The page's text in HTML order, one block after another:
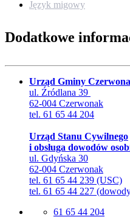
Język migowy
Dodatkowe
Urząd Gminy
ul. Źródlana 39
62-004 Czerwonak
tel. 61 65 44 204
Urząd Stanu Cywilnego
i obsługa dowodów
ul. Gdyńska 30
62-004 Czerwonak
tel. 61 65 44 239 (USC)
tel. 61 65 44 227
61 65 44 204